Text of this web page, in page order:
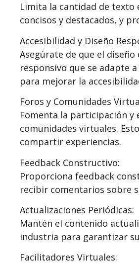
Limita la cantidad de texto
concisos y destacados, y
Accesibilidad y Diseño
Asegúrate de que el
responsivo que se adapte
para mejorar la
Foros y Comunidades
Fomenta la participación
comunidades virtuales.
compartir experiencias.
Feedback Constructivo:
Proporciona feedback
recibir comentarios sobre
Actualizaciones Periódicas:
Mantén el contenido
industria para garantizar
Facilitadores Virtuales: